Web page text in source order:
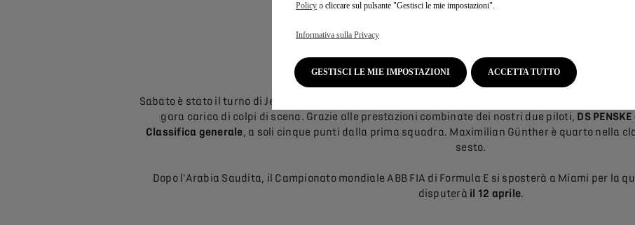
Sabato è stato il turno di Jean-Eric Vergne che ha portato in alto la bandiera di DS Automobiles,
gara carica di colpi di scena. Grazie alle prestazioni combinate dei nostri due piloti, DS
Classifica generale, a soli cinque punti dalla prima squadra. Maximilian Günther è quarto nella
sesto.
Dopo l'Arabia Saudita, il Campionato mondiale ABB FIA di Formula E si sposterà a Miami per la
disputerà il 12 aprile.
Policy o cliccare sul pulsante "Gestisci le mie impostazioni".
Informativa sulla Privacy
GESTISCI LE MIE IMPOSTAZIONI ACCETTA TUTTO